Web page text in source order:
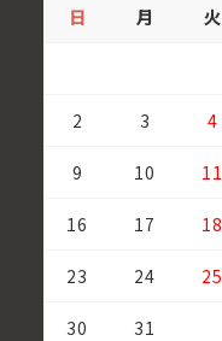
日 月 火
2 3 4
9 10 11
16 17 18
23 24 25
30 31